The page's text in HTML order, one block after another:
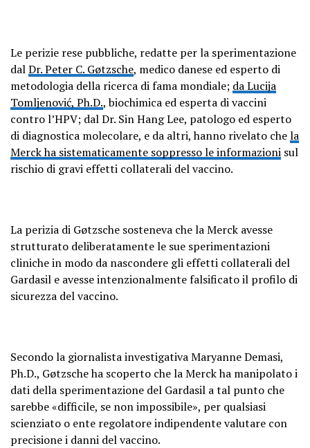
Le perizie rese pubbliche, redatte per la sperimentazione
dalDr. Peter C. Gøtzsche, medico danese ed esperto di
metodologia della ricerca di fama mondiale; da Lucija
Tomljenović, Ph.D., biochimica ed esperta di vaccini
contro l’HPV; dal Dr. Sin Hang Lee, patologo ed esperto
di diagnostica molecolare, e da altri, hanno rivelato chela
Merck ha sistematicamente soppresso le informazioni sul
rischio di gravi effetti collaterali del vaccino.
La perizia di Gøtzsche sosteneva che la Merck avesse
strutturato deliberatamente le sue sperimentazioni
cliniche in modo da nascondere gli effetti collaterali del
Gardasil e avesse intenzionalmente falsificato il profilo di
sicurezza del vaccino.
Secondo la giornalista investigativa Maryanne Demasi,
Ph.D., Gøtzsche ha scoperto che la Merck ha manipolato i
dati della sperimentazione del Gardasil a tal punto che
sarebbe «difficile, se non impossibile», per qualsiasi
scienziato o ente regolatore indipendente valutare con
precisione i danni del vaccino.